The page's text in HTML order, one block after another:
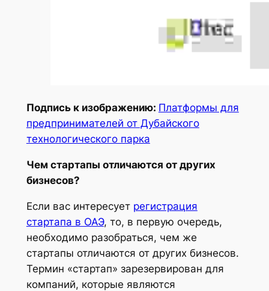
Подпись к изображению: Платформы для
предпринимателей от Дубайского
технологического парка
Чем стартапы отличаются от других
бизнесов?
Если вас интересует регистрация
стартапа в ОАЭ, то, в первую очередь,
необходимо разобраться, чем же
стартапы отличаются от других бизнесов.
Термин «стартап» зарезервирован для
компаний, которые являются